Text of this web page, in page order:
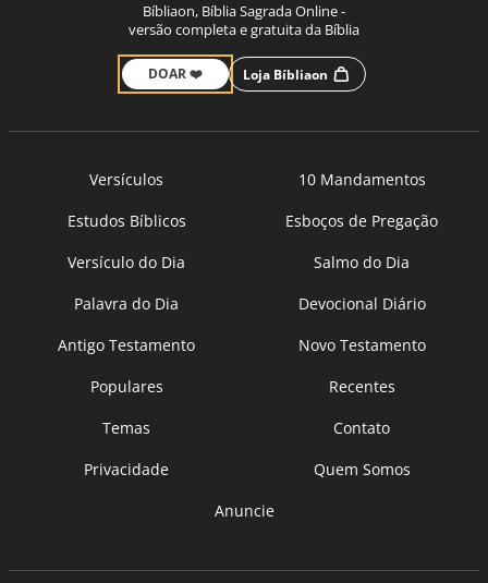
Bíbliaon, Bíblia Sagrada Online -
versão completa e gratuita da Bíblia
DOAR ❤️ Loja Bíbliaon
Versículos
10 Mandamentos
Estudos Bíblicos
Esboços de Pregação
Versículo do Dia
Salmo do Dia
Palavra do Dia
Devocional Diário
Antigo Testamento
Novo Testamento
Populares
Recentes
Temas
Contato
Privacidade
Quem Somos
Anuncie